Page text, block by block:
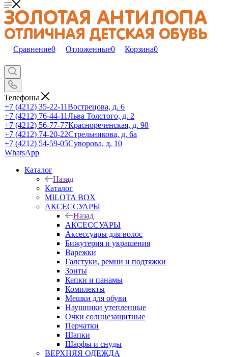
Сравнение0 Отложенные0 Корзина0
Телефоны
+7 (4212) 35-22-11Вострецова, д. 6
+7 (4212) 76-44-11Льва Толстого, д. 2
+7 (4212) 56-77-77Краснореченская, д. 98
+7 (4212) 74-20-22Стрельникова, д. 6а
+7 (4212) 54-59-05Суворова, д. 10
WhatsApp
Каталог
Назад
Каталог
MILOTA BOX
АКСЕССУАРЫ
Назад
АКСЕССУАРЫ
Аксессуары для волос
Бижутерия и украшения
Варежки
Галстуки, ремни и подтяжки
Зонты
Кепки и панамы
Комплекты
Мешки для обуви
Наушники утепленные
Очки солнцезащитные
Перчатки
Шапки
Шарфы и снуды
ВЕРХНЯЯ ОДЕЖДА